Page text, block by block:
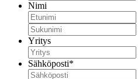
Nimi
Yritys
Sähköposti*